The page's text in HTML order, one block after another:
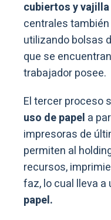
cubiertos y
centrales
utilizando bolsas
que se
trabajador posee.
El tercer proceso
uso de papel a
impresoras de
permiten al
recursos,
faz, lo cual lleva a
papel.